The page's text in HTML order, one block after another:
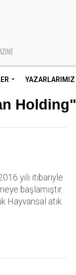
YAZARLARIMIZ
Holding"
yılı itibariyle
başlamıştır.
Hayvansal atık